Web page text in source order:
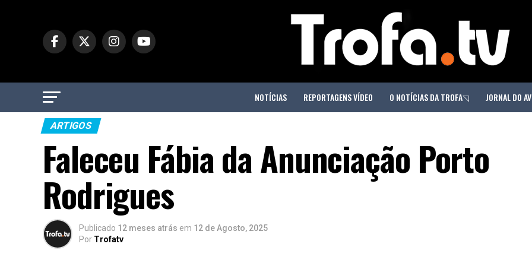
NOTÍCIAS REPORTAGENS VÍDEO O NOTÍCIAS DA TROFA◹ JORNAL DO
ARTIGOS
Faleceu Fábia da Anunciação Porto
Rodrigues
Publicado 12 meses atrás em 12 de Agosto, 2025
Por Trofatv